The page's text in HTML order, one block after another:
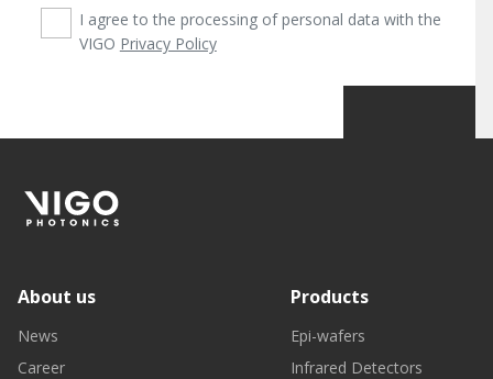
I agree to the processing of personal data with the
VIGO Privacy Policy
About us
News
Career
Products
Epi-wafers
Infrared Detectors